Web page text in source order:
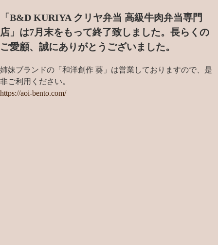
「B&D KURIYA クリヤ弁当 高級牛肉弁当専門
店」は7月末をもって終了致しました。 長らくの
ご愛顧、誠にありがとうございました。
姉妹ブランドの「和洋創作 葵」は営業しておりますので、是
非ご利用ください。
https://aoi-bento.com/